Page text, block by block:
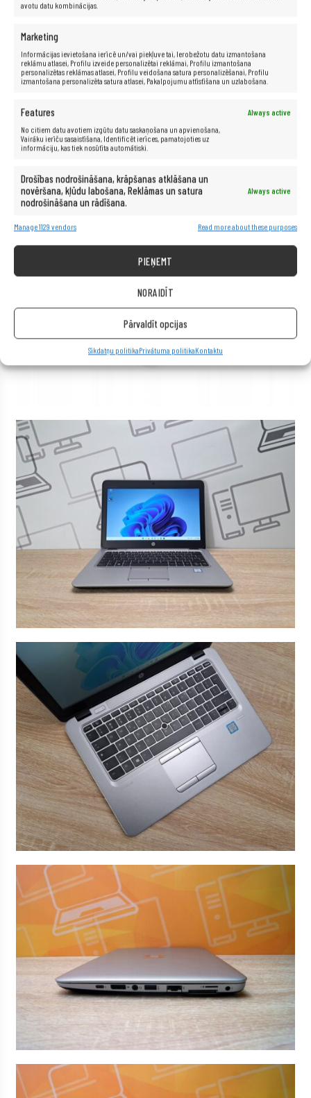
avotu datu kombinācijas.
Marketing
Informācijas ievietošana ierīcē un/vai piekļuve tai, Ierobežotu datu izmantošana
reklāmu atlasei, Profilu izveide personalizētai reklāmai, Profilu izmantošana
personalizētas reklāmas atlasei, Profilu veidošana satura personalizēšanai, Profilu
izmantošana personalizēta satura atlasei, Pakalpojumu attīstīšana un uzlabošana.
Features
Always active
No citiem datu avotiem izgūtu datu saskaņošana un apvienošana,
Vairāku ierīču sasaistīšana, Identificēt ierīces, pamatojoties uz
informāciju, kas tiek nosūtīta automātiski.
Drošības nodrošināšana, krāpšanas atklāšana un
novēršana, kļūdu labošana, Reklāmas un satura
nodrošināšana un rādīšana.
Always active
Manage 1129 vendors Read more about these purposes
PIEŅEMT
NORAIDĪT
Pārvaldīt opcijas
Sīkdatņu politikaPrivātuma politikaKontaktu
Papildinformācija:
Garantija:
24 mēneši